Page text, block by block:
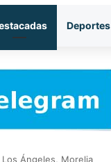
Deportes
Ángeles, Morelia